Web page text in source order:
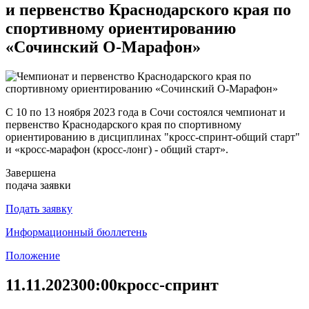
и первенство Краснодарского края по
спортивному ориентированию
«Сочинский О-Марафон»
С 10 по 13 ноября 2023 года в Сочи состоялся чемпионат и
первенство Краснодарского края по спортивному
ориентированию в дисциплинах "кросс-спринт-общий старт"
и «кросс-марафон (кросс-лонг) - общий старт».
Завершена
подача заявки
Подать заявку
Информационный бюллетень
Положение
11.11.202300:00кросс-спринт